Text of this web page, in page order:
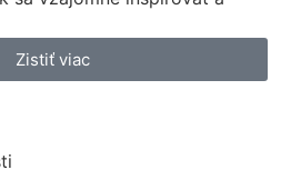
Zistiť viac